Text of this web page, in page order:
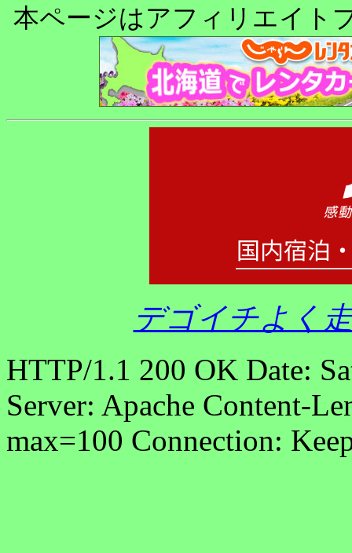
本ページはアフィリエイト
デゴイチよく
HTTP/1.1 200 OK Date:
Server: Apache Content-
max=100 Connection: